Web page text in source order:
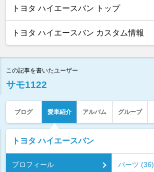
トヨタ ハイエースバン トップ
トヨタ ハイエースバン カスタム情報
この記事を書いたユーザー
サモ1122
ブログ 愛車紹介 アルバム グループ
トヨタ ハイエースバン
プロフィール パーツ (36)